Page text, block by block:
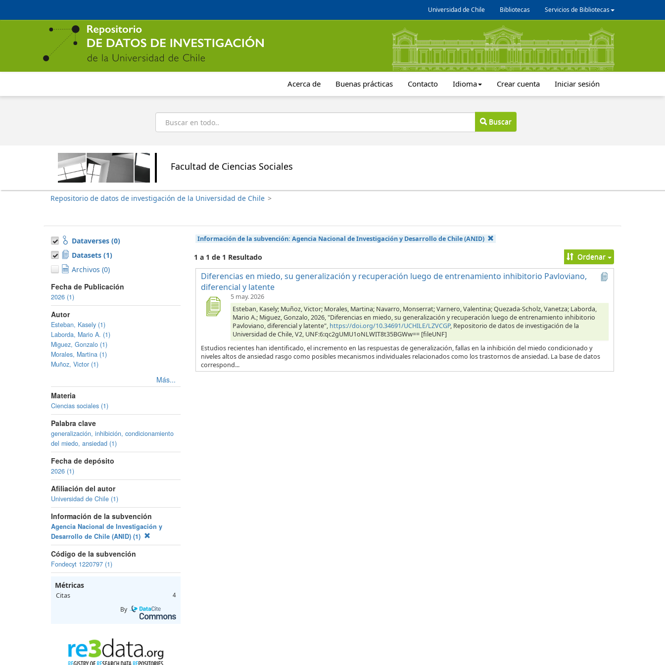
contenido
Universidad de Chile Bibliotecas Servicios de Bibliotecas
Acerca de Buenas prácticas Contacto Idioma Crear cuenta Iniciar sesión
Buscar
Buscar
Facultad de Ciencias Sociales
Repositorio de datos de investigación de la Universidad de Chile >
Dataverses (0)
Datasets (1)
Archivos (0)
Fecha de Publicación
2026 (1)
Autor
Esteban, Kasely (1)
Laborda, Mario A. (1)
Miguez, Gonzalo (1)
Morales, Martina (1)
Muñoz, Victor (1)
Más...
Materia
Ciencias sociales (1)
Palabra clave
generalización, inhibición, condicionamiento
del miedo, ansiedad (1)
Fecha de depósito
2026 (1)
Afiliación del autor
Universidad de Chile (1)
Información de la subvención
Agencia Nacional de Investigación y
Desarrollo de Chile (ANID) (1)
Código de la subvención
Fondecyt 1220797 (1)
Métricas
Citas 4
By
Información de la subvención: Agencia Nacional de Investigación y Desarrollo de Chile (ANID)
1 a 1 de 1 Resultado Ordenar
Diferencias en miedo, su generalización y recuperación luego de entrenamiento inhibitorio Pavloviano,
diferencial y latente
5 may. 2026
Esteban, Kasely; Muñoz, Victor; Morales, Martina; Navarro, Monserrat; Varnero, Valentina; Quezada-Scholz, Vanetza; Laborda,
Mario A.; Miguez, Gonzalo, 2026, "Diferencias en miedo, su generalización y recuperación luego de entrenamiento inhibitorio
Pavloviano, diferencial y latente", https://doi.org/10.34691/UCHILE/LZVCGP, Repositorio de datos de investigación de la
Universidad de Chile, V2, UNF:6:qc2gUMU1oNLWIT8t35BGWw== [fileUNF]
Estudios recientes han identificado, el incremento en las respuestas de generalización, fallas en la inhibición del miedo condicionado y
niveles altos de ansiedad rasgo como posibles mecanismos individuales relacionados como los trastornos de ansiedad. La base de datos
correspond...